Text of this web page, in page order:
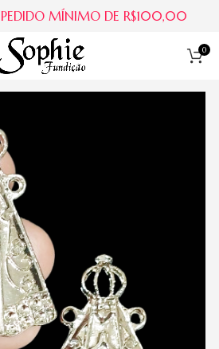
0
PEDIDO MÍNIMO DE R$100,00